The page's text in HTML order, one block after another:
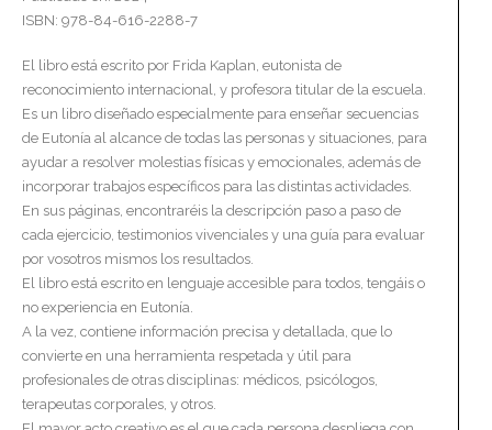
ISBN: 978-84-616-2288-7
El libro está escrito por Frida Kaplan, eutonista de
reconocimiento internacional, y profesora titular de la escuela.
Es un libro diseñado especialmente para enseñar secuencias
de Eutonía al alcance de todas las personas y situaciones, para
ayudar a resolver molestias físicas y emocionales, además de
incorporar trabajos específicos para las distintas actividades.
En sus páginas, encontraréis la descripción paso a paso de
cada ejercicio, testimonios vivenciales y una guía para evaluar
por vosotros mismos los resultados.
El libro está escrito en lenguaje accesible para todos, tengáis o
no experiencia en Eutonía.
A la vez, contiene información precisa y detallada, que lo
convierte en una herramienta respetada y útil para
profesionales de otras disciplinas: médicos, psicólogos,
terapeutas corporales, y otros.